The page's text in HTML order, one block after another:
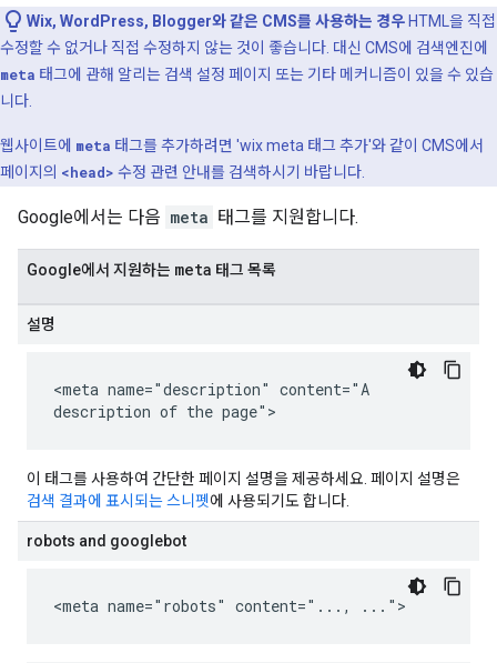
Wix, WordPress, Blogger와 같은 CMS를 사용하는 경우 HTML을 직접
수정할 수 없거나 직접 수정하지 않는 것이 좋습니다. 대신 CMS에 검색엔진에
meta 태그에 관해 알리는 검색 설정 페이지 또는 기타 메커니즘이 있을 수 있습
니다.
웹사이트에 meta 태그를 추가하려면 'wixmeta 태그 추가'와 같이 CMS에서
페이지의 <head> 수정 관련 안내를 검색하시기 바랍니다.
Google에서는 다음 meta 태그를 지원합니다.
Google에서 지원하는 meta 태그 목록
설명
<meta name="description" content="A
description of the page">
이 태그를 사용하여 간단한 페이지 설명을 제공하세요. 페이지 설명은
검색 결과에 표시되는 스니펫에 사용되기도 합니다.
robots and googlebot
<meta name="robots" content="..., ...">